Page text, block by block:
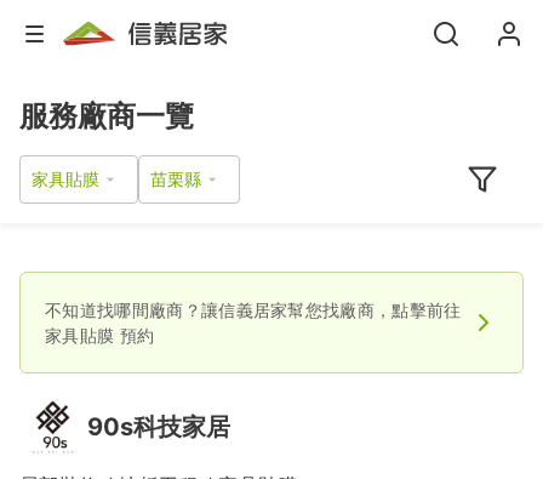
服務廠商一覽
家具貼膜
不知道找哪間廠商？讓信義居家幫您找廠商，點擊前往
家具貼膜 預約
90s科技家居